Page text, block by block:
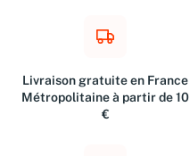
Livraison gratuite en France
Métropolitaine à partir de 10
€